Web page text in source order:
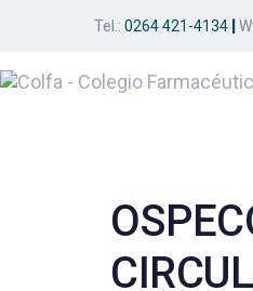
primary
Tel.: 0264 421-4134